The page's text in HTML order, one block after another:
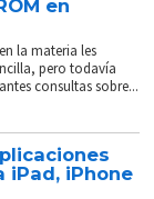
en
la materia les
pero todavía
consultas sobre...
iPad, iPhone